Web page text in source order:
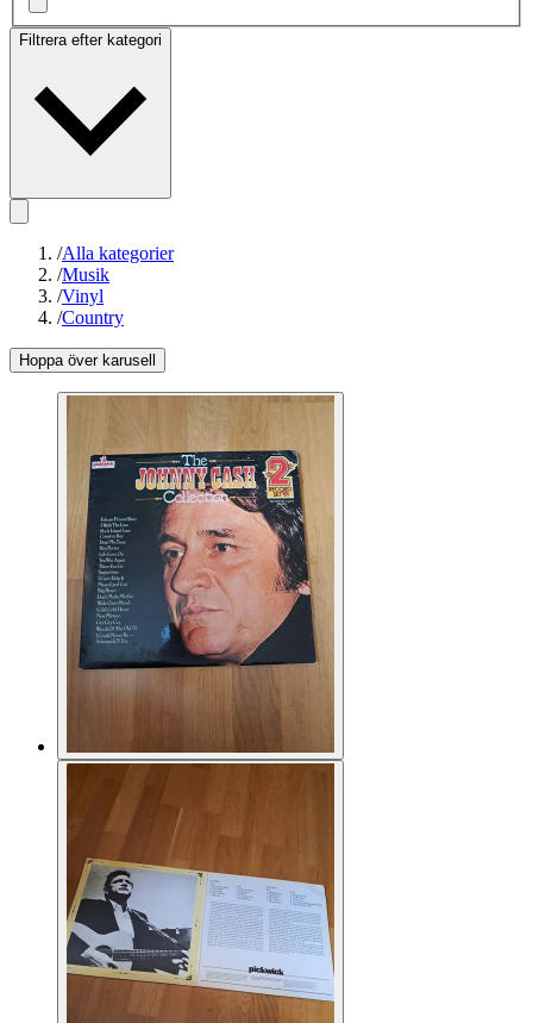
Filtrera efter kategori
/Alla kategorier
/Musik
/Vinyl
/Country
Hoppa över karusell